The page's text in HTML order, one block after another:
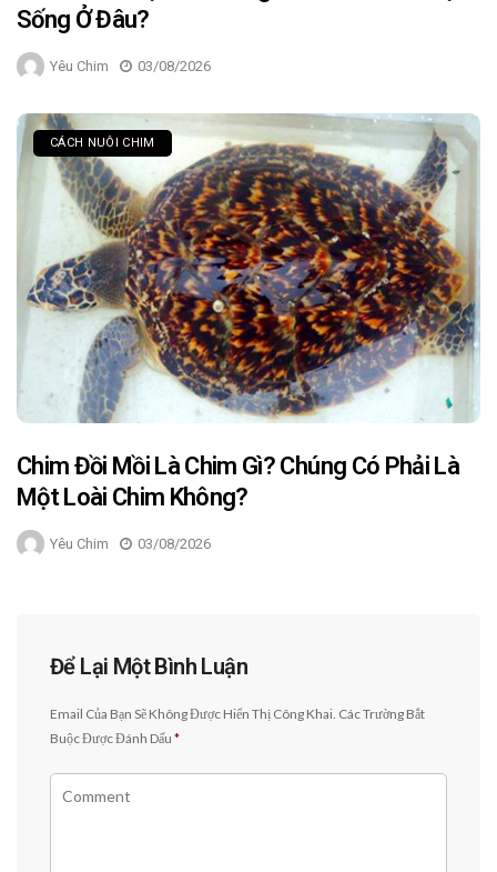
Sống Ở Đâu?
Yêu Chim 03/08/2026
CÁCH NUÔI CHIM
Chim Đồi Mồi Là Chim Gì? Chúng Có Phải Là
Một Loài Chim Không?
Yêu Chim 03/08/2026
Để Lại Một Bình Luận
Email Của Bạn Sẽ Không Được Hiển Thị Công Khai. Các Trường Bắt
Buộc Được Đánh Dấu *